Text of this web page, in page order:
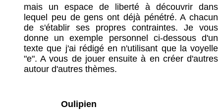
mais un espace de liberté à découvrir dans
lequel peu de gens ont déjà pénétré. A chacun
de s'établir ses propres contraintes. Je vous
donne un exemple personnel ci-dessous d'un
texte que j'ai rédigé en n'utilisant que la voyelle
"e". A vous de jouer ensuite à en créer d'autres
autour d'autres thèmes.
Oulipien